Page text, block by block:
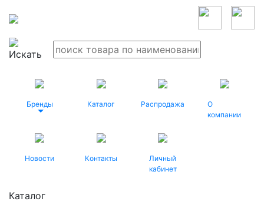
Бренды Каталог Распродажа
О
компании
Новости Контакты
Личный
кабинет
Каталог